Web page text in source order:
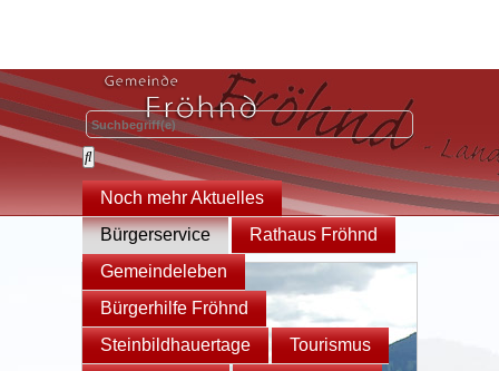
Noch mehr Aktuelles
Bürgerservice
Rathaus Fröhnd
Gemeindeleben
Bürgerhilfe Fröhnd
Steinbildhauertage
Tourismus